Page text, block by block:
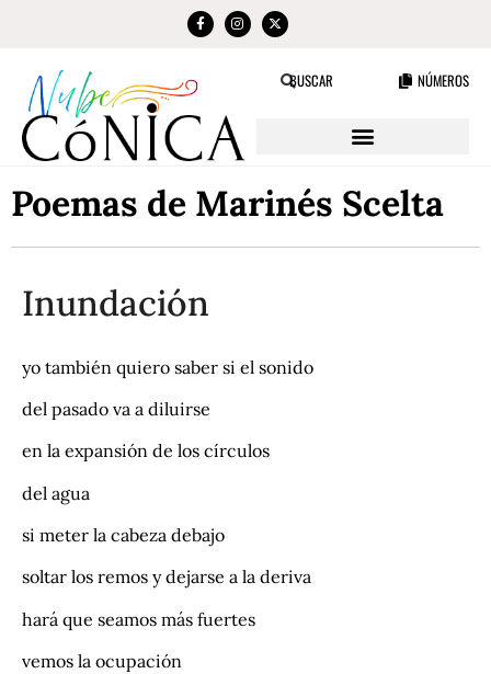
BUSCAR NÚMEROS
Poemas de Marinés Scelta
Inundación
yo también quiero saber si el sonido
del pasado va a diluirse
en la expansión de los círculos
del agua
si meter la cabeza debajo
soltar los remos y dejarse a la deriva
hará que seamos más fuertes
vemos la ocupación